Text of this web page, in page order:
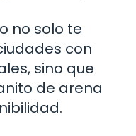
no solo te
con
sino que
de arena